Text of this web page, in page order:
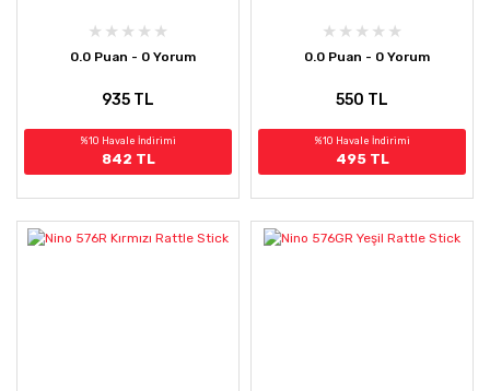
0.0 Puan - 0 Yorum
935 TL
%10 Havale İndirimi
842 TL
0.0 Puan - 0 Yorum
550 TL
%10 Havale İndirimi
495 TL